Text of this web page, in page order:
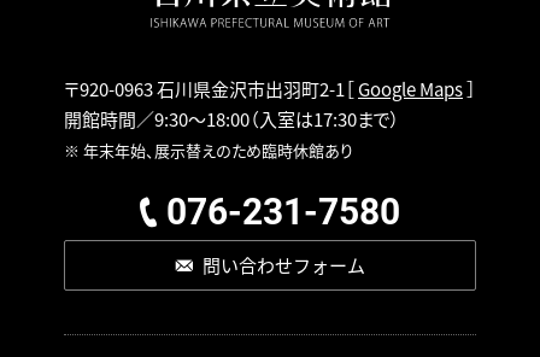
〒920-0963 石川県金沢市出羽町2-1［Google Maps］
開館時間／9:30～18:00（入室は17:30まで）
※ 年末年始、展示替えのため臨時休館あり
076-231-7580
問い合わせフォーム